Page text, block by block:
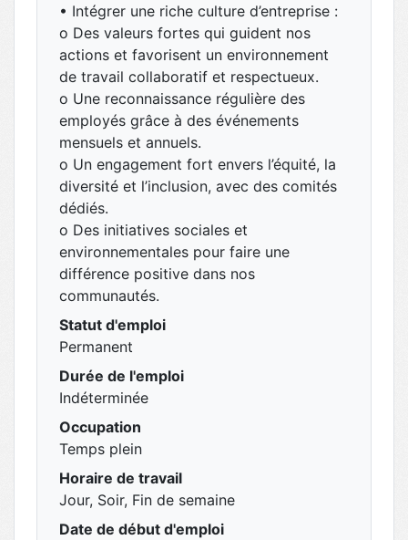
• Intégrer une riche culture d’entreprise :
o Des valeurs fortes qui guident nos
actions et favorisent un environnement
de travail collaboratif et respectueux.
o Une reconnaissance régulière des
employés grâce à des événements
mensuels et annuels.
o Un engagement fort envers l’équité, la
diversité et l’inclusion, avec des comités
dédiés.
o Des initiatives sociales et
environnementales pour faire une
différence positive dans nos
communautés.
Statut d'emploi
Permanent
Durée de l'emploi
Indéterminée
Occupation
Temps plein
Horaire de travail
Jour, Soir, Fin de semaine
Date de début d'emploi